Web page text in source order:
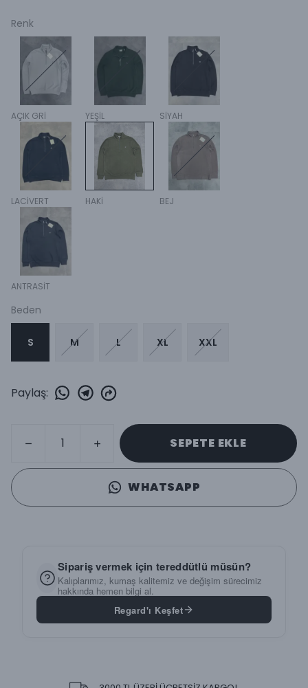
Renk
AÇIK GRİ YEŞİL SİYAH
LACİVERT HAKİ BEJ
ANTRASİT
Beden
S M L XL XXL
Paylaş:
SEPETE EKLE
WHATSAPP
Sipariş vermek için tereddütlü müsün?
Kalıplarımız, kumaş kalitemiz ve değişim sürecimiz
hakkında hemen bilgi al.
Regard'ı Keşfet